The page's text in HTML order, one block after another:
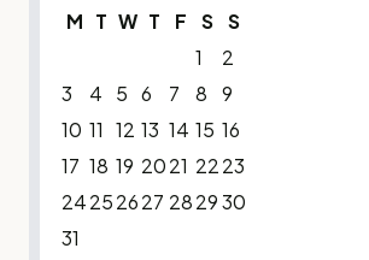
M T W T F S S
1
2
3
4 5 6 7 8
9
10 11 12 13 14 15 16
17 18 19 2021 2223
24252627 282930
31